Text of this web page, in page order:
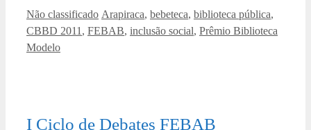
Categorias
Não classificado Tags
Arapiraca, bebeteca, biblioteca pública,
CBBD 2011 , FEBAB, inclusão social, Prêmio Biblioteca
Modelo
I Ciclo de Debates FEBAB